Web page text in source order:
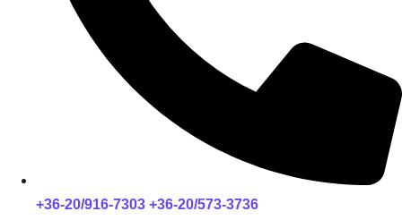
+36-20/916-7303 +36-20/573-3736